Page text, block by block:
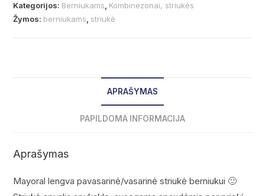
Kategorijos: Berniukams, Kombinezonai, striukės
Žymos: berniukams, striukė
APRAŠYMAS
PAPILDOMA INFORMACIJA
Aprašymas
Mayoral lengva pavasarinė/vasarinė striukė berniukui 🙂